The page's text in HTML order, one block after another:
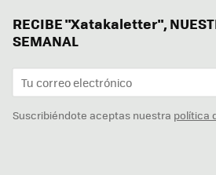
RECIBE "Xatakaletter",
SEMANAL
Suscribiéndote aceptas nuestra política